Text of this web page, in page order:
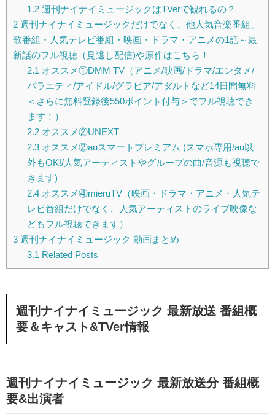
1.2週刊ナイナイミュージックはTVerで観れるの？
2 週刊ナイナイミュージックだけでなく、他人気音楽番組、
歌番組・人気テレビ番組・映画・ドラマ・アニメの1話～最
新話のフル視聴（見逃し配信)や原作はこちら！
2.1 オススメ①DMM TV（アニメ/映画/ドラマ/エンタメ/
バラエティ/アイドル/グラビア/アダルトなど14日間無料
＜さらに無料登録後550ポイント付与＞でフル視聴でき
ます！）
2.2オススメ②UNEXT
2.3オススメ②auスマートプレミアム (スマホ専用/au以
外もOK!/人気アーティストやグループの曲/音源も視聴で
きます)
2.4オススメ④mieruTV（映画・ドラマ・アニメ・人気テ
レビ番組だけでなく、人気アーティストのライブ映像な
どもフル視聴できます）
3 週刊ナイナイミュージック 動画まとめ
3.1 Related Posts
週刊ナイナイミュージック 最新放送 番組概
要＆キャスト&TVer情報
週刊ナイナイミュージック 最新放送分 番組概
要&出演者